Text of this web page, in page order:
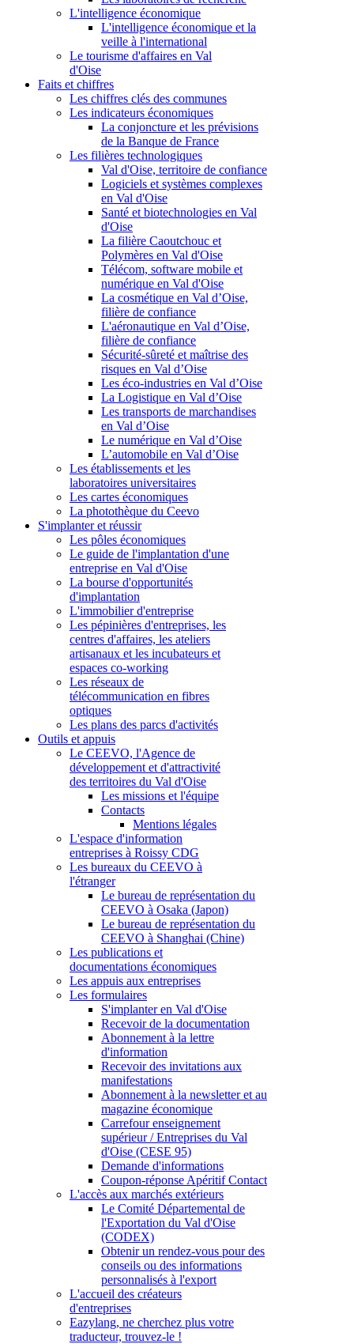
L'intelligence économique
L'intelligence économique et la
veille à l'international
Le tourisme d'affaires en Val
d'Oise
Faits et chiffres
Les chiffres clés des communes
Les indicateurs économiques
La conjoncture et les prévisions
de la Banque de France
Les filières technologiques
Val d'Oise, territoire de confiance
Logiciels et systèmes complexes
en Val d'Oise
Santé et biotechnologies en Val
d'Oise
La filière Caoutchouc et
Polymères en Val d'Oise
Télécom, software mobile et
numérique en Val d'Oise
La cosmétique en Val d’Oise,
filière de confiance
L'aéronautique en Val d’Oise,
filière de confiance
Sécurité-sûreté et maîtrise des
risques en Val d’Oise
Les éco-industries en Val d’Oise
La Logistique en Val d’Oise
Les transports de marchandises
en Val d’Oise
Le numérique en Val d’Oise
L’automobile en Val d’Oise
Les établissements et les
laboratoires universitaires
Les cartes économiques
La photothèque du Ceevo
S'implanter et réussir
Les pôles économiques
Le guide de l'implantation d'une
entreprise en Val d'Oise
La bourse d'opportunités
d'implantation
L'immobilier d'entreprise
Les pépinières d'entreprises, les
centres d'affaires, les ateliers
artisanaux et les incubateurs et
espaces co-working
Les réseaux de
télécommunication en fibres
optiques
Les plans des parcs d'activités
Outils et appuis
Le CEEVO, l'Agence de
développement et d'attractivité
des territoires du Val d'Oise
Les missions et l'équipe
Contacts
Mentions légales
L'espace d'information
entreprises à Roissy CDG
Les bureaux du CEEVO à
l'étranger
Le bureau de représentation du
CEEVO à Osaka (Japon)
Le bureau de représentation du
CEEVO à Shanghai (Chine)
Les publications et
documentations économiques
Les appuis aux entreprises
Les formulaires
S'implanter en Val d'Oise
Recevoir de la documentation
Abonnement à la lettre
d'information
Recevoir des invitations aux
manifestations
Abonnement à la newsletter et au
magazine économique
Carrefour enseignement
supérieur / Entreprises du Val
d'Oise (CESE 95)
Demande d'informations
Coupon-réponse Apéritif Contact
L'accès aux marchés extérieurs
Le Comité Départemental de
l'Exportation du Val d'Oise
(CODEX)
Obtenir un rendez-vous pour des
conseils ou des informations
personnalisés à l'export
L'accueil des créateurs
d'entreprises
Eazylang, ne cherchez plus votre
traducteur, trouvez-le !